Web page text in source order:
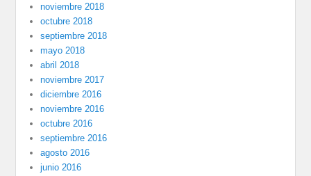
noviembre 2018
octubre 2018
septiembre 2018
mayo 2018
abril 2018
noviembre 2017
diciembre 2016
noviembre 2016
octubre 2016
septiembre 2016
agosto 2016
junio 2016